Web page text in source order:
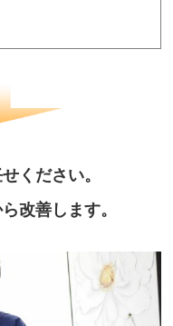
ください。
改善します。